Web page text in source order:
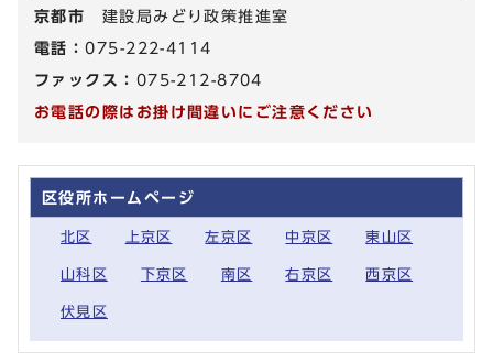
京都市 建設局みどり政策推進室
電話：075-222-4114
ファックス： 075-212-8704
お電話の際はお掛け間違いにご注意ください
区役所ホームページ
北区 上京区 左京区 中京区 東山区
山科区 下京区 南区 右京区 西京区
伏見区